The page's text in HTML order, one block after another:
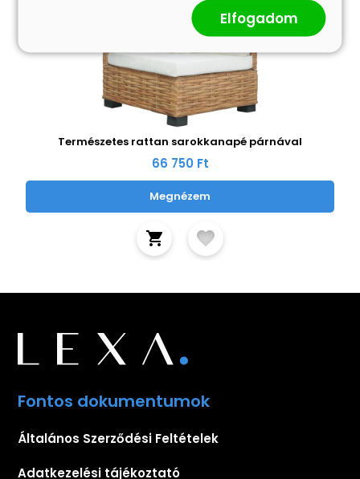
Természetes rattan sarokkanapé párnával
66 750 Ft
Megnézem
Fontos dokumentumok
Általános Szerződési Feltételek
Adatkezelési tájékoztató
Elfogadom